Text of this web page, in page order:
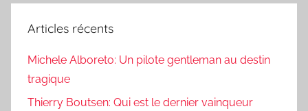
Articles récents
Michele Alboreto: Un pilote gentleman au destin
tragique
Thierry Boutsen: Qui est le dernier vainqueur